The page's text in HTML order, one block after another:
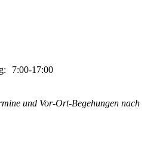
7:00-17:00
und Vor-Ort-Begehungen nach